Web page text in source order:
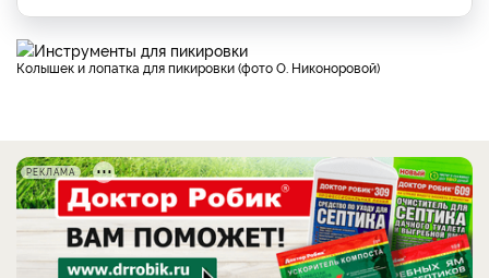
Колышек и лопатка для пикировки (фото О. Никоноровой)
РЕКЛАМА